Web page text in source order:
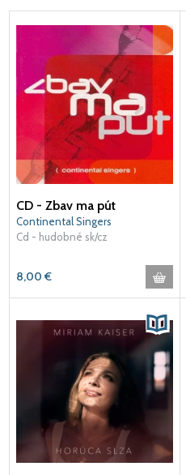
CD - Zbav ma pút
Continental Singers
Cd - hudobné sk/cz
8,00 €